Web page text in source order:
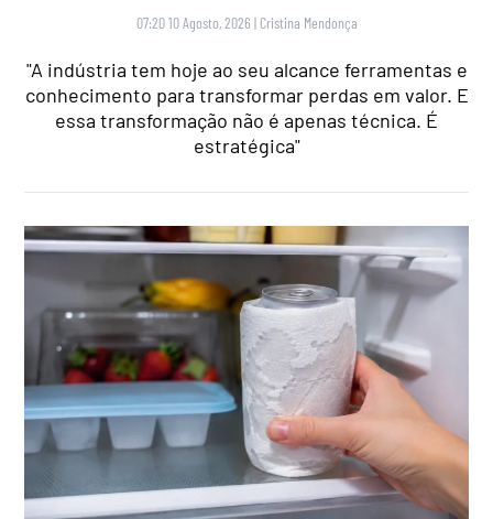
07:20 10 Agosto, 2026 | Cristina Mendonça
"A indústria tem hoje ao seu alcance ferramentas e
conhecimento para transformar perdas em valor. E
essa transformação não é apenas técnica. É
estratégica"